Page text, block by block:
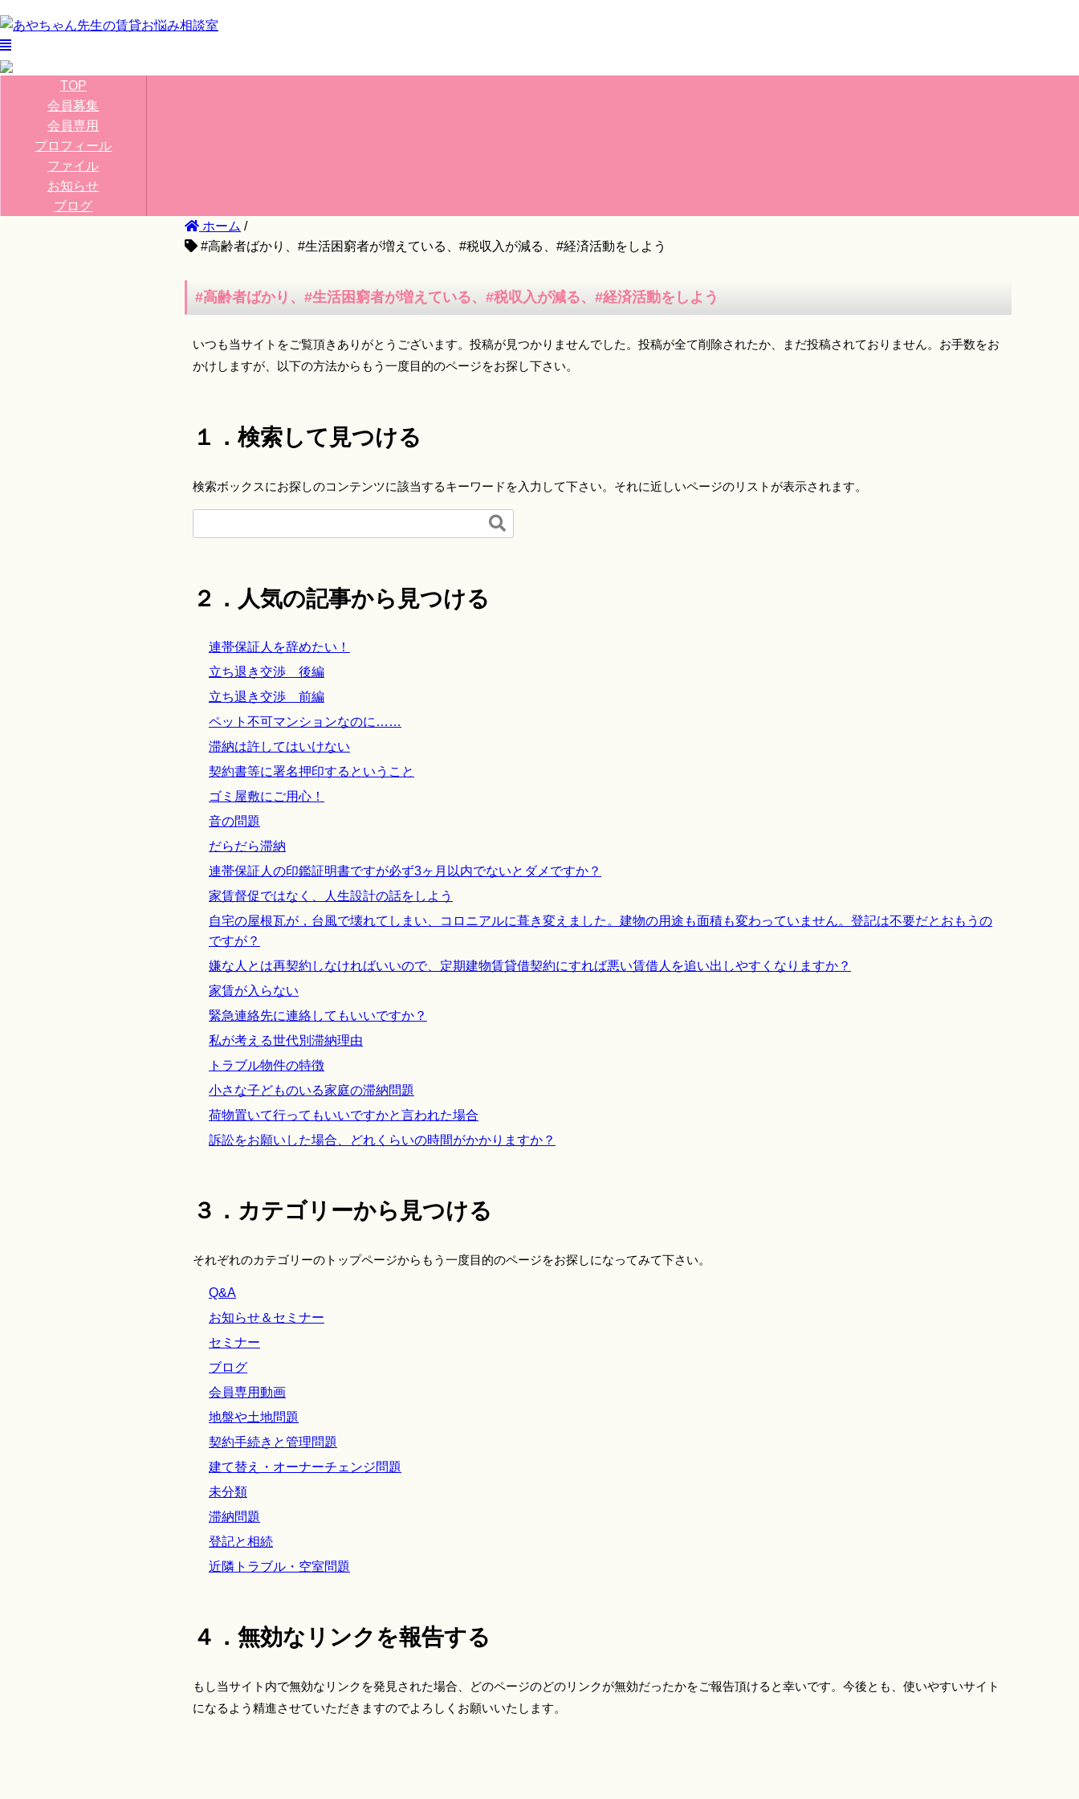
TOP
会員募集
会員専用
プロフィール
ファイル
お知らせ
ブログ
ホーム /
#高齢者ばかり、#生活困窮者が増えている、#税収入が減る、#経済活動をしよう
#高齢者ばかり、#生活困窮者が増えている、#税収入が減る、#経済活動をしよう
いつも当サイトをご覧頂きありがとうございます。投稿が見つかりませんでした。投稿が全て削除されたか、まだ投稿されておりません。お手数をお
かけしますが、以下の方法からもう一度目的のページをお探し下さい。
１．検索して見つける
検索ボックスにお探しのコンテンツに該当するキーワードを入力して下さい。それに近しいページのリストが表示されます。

２．人気の記事から見つける
連帯保証人を辞めたい！
立ち退き交渉 後編
立ち退き交渉 前編
ペット不可マンションなのに……
滞納は許してはいけない
契約書等に署名押印するということ
ゴミ屋敷にご用心！
音の問題
だらだら滞納
連帯保証人の印鑑証明書ですが必ず3ヶ月以内でないとダメですか？
家賃督促ではなく、人生設計の話をしよう
自宅の屋根瓦が，台風で壊れてしまい、コロニアルに葺き変えました。建物の用途も面積も変わっていません。登記は不要だとおもうの
ですが？
嫌な人とは再契約しなければいいので、定期建物賃貸借契約にすれば悪い賃借人を追い出しやすくなりますか？
家賃が入らない
緊急連絡先に連絡してもいいですか？
私が考える世代別滞納理由
トラブル物件の特徴
小さな子どものいる家庭の滞納問題
荷物置いて行ってもいいですかと言われた場合
訴訟をお願いした場合、どれくらいの時間がかかりますか？
３．カテゴリーから見つける
それぞれのカテゴリーのトップページからもう一度目的のページをお探しになってみて下さい。
Q&A
お知らせ＆セミナー
セミナー
ブログ
会員専用動画
地盤や土地問題
契約手続きと管理問題
建て替え・オーナーチェンジ問題
未分類
滞納問題
登記と相続
近隣トラブル・空室問題
４．無効なリンクを報告する
もし当サイト内で無効なリンクを発見された場合、どのページのどのリンクが無効だったかをご報告頂けると幸いです。今後とも、使いやすいサイト
になるよう精進させていただきますのでよろしくお願いいたします。